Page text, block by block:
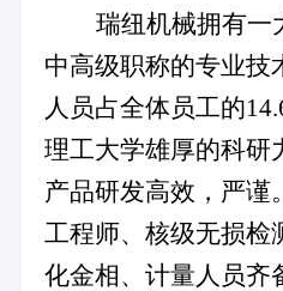
瑞纽机械拥有一
中高级职称的专业技
人员占全体员工的
理工大学雄厚的科研
产品研发高效，严谨
工程师、核级无损检
化金相、计量人员齐